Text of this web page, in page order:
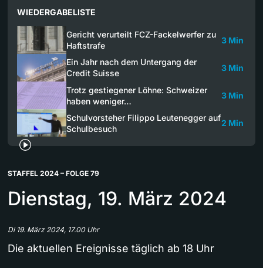
WIEDERGABELISTE
Gericht verurteilt FCZ-Fackelwerfer zu
Haftstrafe
3 Min
Ein Jahr nach dem Untergang der
Credit Suisse
3 Min
Trotz gestiegener Löhne: Schweizer
haben weniger…
3 Min
Schulvorsteher Filippo Leutenegger auf
Schulbesuch
2 Min
STAFFEL 2024 – FOLGE 79
Dienstag, 19. März 2024
Di 19. März 2024, 17.00 Uhr
Die aktuellen Ereignisse täglich ab 18 Uhr